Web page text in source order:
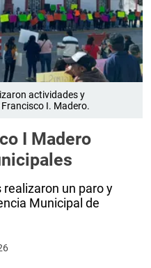
actividades y
I. Madero.
I Madero
un paro y
Municipal de